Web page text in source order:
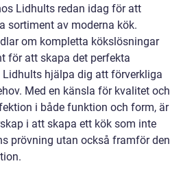
Lidhults redan idag för att
sortiment av moderna kök.
om kompletta kökslösningar
för att skapa det perfekta
Lidhults hjälpa dig att förverkliga
Med en känsla för kvalitet och
i både funktion och form, är
i att skapa ett kök som inte
prövning utan också framför den